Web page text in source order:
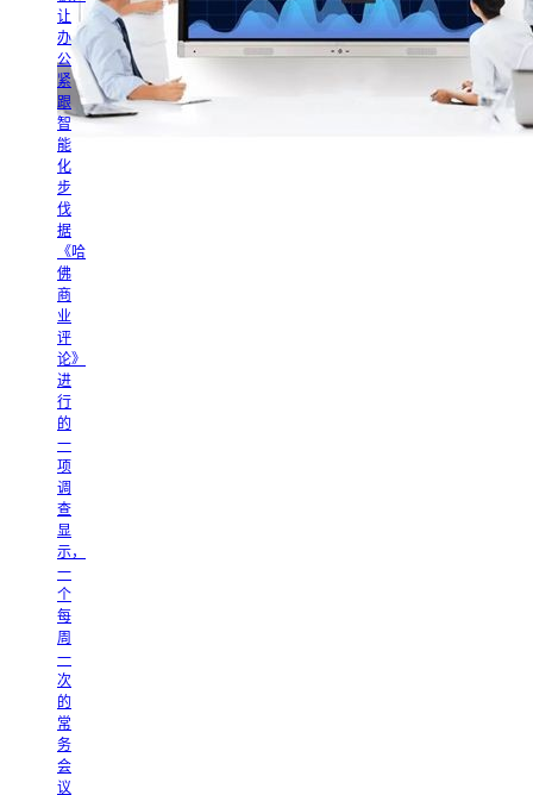
让
办
公
紧
跟
智
能
化
步
伐
据
《哈
佛
商
业
评
论》
进
行
的
一
项
调
查
显
示，
一
个
每
周
一
次
的
常
务
会
议